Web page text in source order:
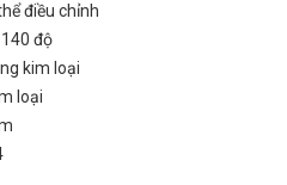
điều chỉnh
độ
kim loại
loại